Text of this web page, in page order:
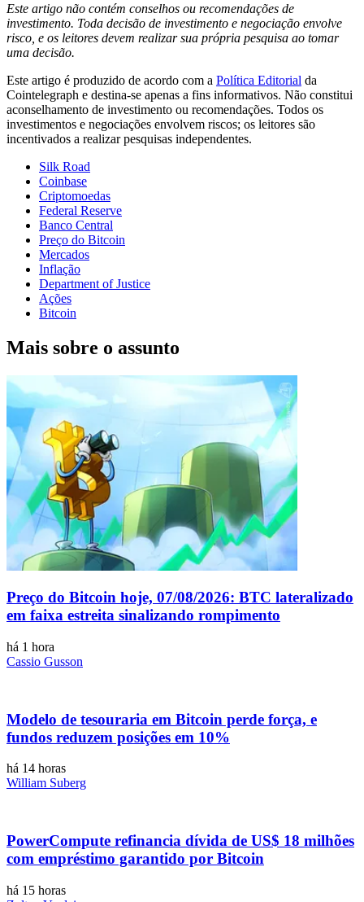
Este artigo não contém conselhos ou recomendações de
investimento. Toda decisão de investimento e negociação envolve
risco, e os leitores devem realizar sua própria pesquisa ao tomar
uma decisão.
Este artigo é produzido de acordo com a Política Editorial da
Cointelegraph e destina-se apenas a fins informativos. Não constitui
aconselhamento de investimento ou recomendações. Todos os
investimentos e negociações envolvem riscos; os leitores são
incentivados a realizar pesquisas independentes.
Silk Road
Coinbase
Criptomoedas
Federal Reserve
Banco Central
Preço do Bitcoin
Mercados
Inflação
Department of Justice
Ações
Bitcoin
Mais sobre o assunto
Preço do Bitcoin hoje, 07/08/2026: BTC lateralizado
em faixa estreita sinalizando rompimento
há 1 hora
Cassio Gusson
Modelo de tesouraria em Bitcoin perde força, e
fundos reduzem posições em 10%
há 14 horas
William Suberg
PowerCompute refinancia dívida de US$ 18 milhões
com empréstimo garantido por Bitcoin
há 15 horas